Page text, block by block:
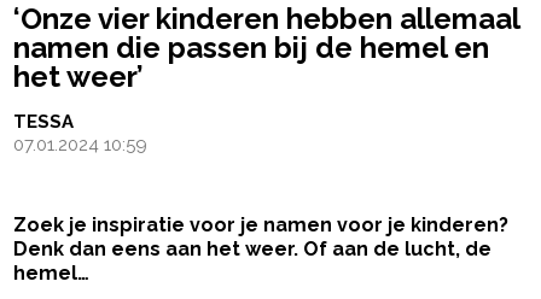
‘Onze vier kinderen hebben allemaal
namen die passen bij de hemel en
het weer’
TESSA
07.01.2024 10:59
Zoek je inspiratie voor je namen voor je kinderen?
Denk dan eens aan het weer. Of aan de lucht, de
hemel…